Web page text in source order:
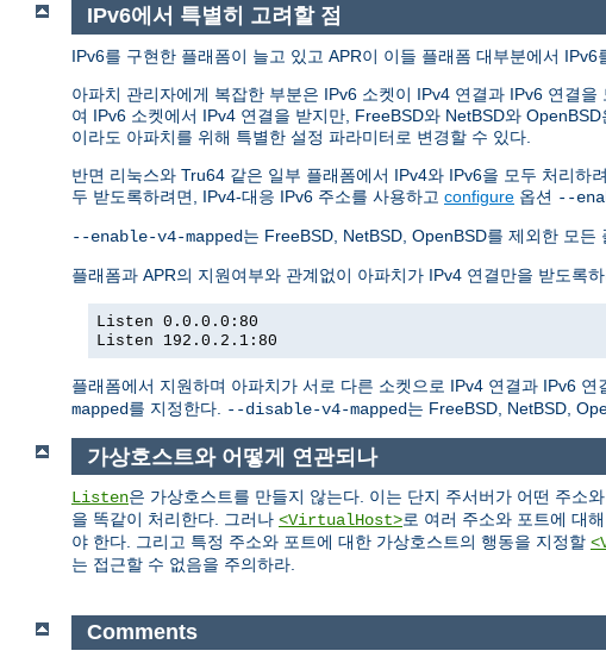
IPv6에서 특별히 고려할 점
IPv6를 구현한 플래폼이 늘고 있고 APR이 이들 플래폼 대부분에서
아파치 관리자에게 복잡한 부분은 IPv6 소켓이 IPv4 연결과 IPv6 연결
여 IPv6 소켓에서 IPv4 연결을 받지만, FreeBSD와 NetBSD와
이라도 아파치를 위해 특별한 설정 파라미터로 변경할 수 있다.
반면 리눅스와 Tru64 같은 일부 플래폼에서 IPv4와 IPv6을 모두 처리하
두 받도록하려면, IPv4-대응 IPv6 주소를 사용하고 configure 옵션 --
--enable-v4-mapped는 FreeBSD, NetBSD, OpenBSD를 제외한 모
플래폼과 APR의 지원여부와 관계없이 아파치가 IPv4 연결만을 받도록
Listen 0.0.0.0:80
Listen 192.0.2.1:80
플래폼에서 지원하며 아파치가 서로 다른 소켓으로 IPv4 연결과 IPv6
mapped를 지정한다. --disable-v4-mapped는 FreeBSD, NetBSD,
가상호스트와 어떻게 연관되나
Listen은 가상호스트를 만들지 않는다. 이는 단지 주서버가 어떤 주소
을 똑같이 처리한다. 그러나 <VirtualHost>로 여러 주소와 포트에 대
야 한다. 그리고 특정 주소와 포트에 대한 가상호스트의 행동을 지정할
는 접근할 수 없음을 주의하라.
Comments